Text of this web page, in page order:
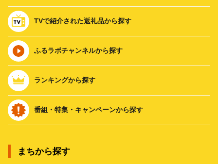
TVで紹介された返礼品から探す
ふるラボチャンネルから探す
ランキングから探す
番組・特集・キャンペーンから探す
まちから探す